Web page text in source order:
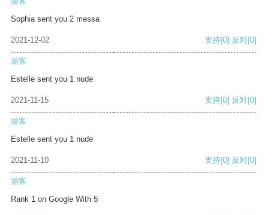
Sophia sent you 2 messa
2021-12-02 支持[0] 反对[0]
游客
Estelle sent you 1 nude
2021-11-15 支持[0] 反对[0]
游客
Estelle sent you 1 nude
2021-11-10 支持[0] 反对[0]
游客
Rank 1 on Google With 5